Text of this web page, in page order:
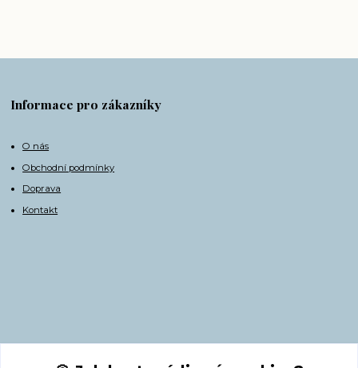
Informace pro zákazníky
O nás
Obchodní podmínky
Doprava
Kontakt
Kontakty